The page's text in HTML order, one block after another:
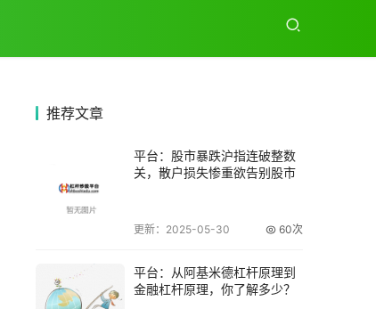
推荐文章
平台：股市暴跌沪指连破整数
关，散户损失惨重欲告别股市
更新：2025-05-30 60次
平台：从阿基米德杠杆原理到
金融杠杆原理，你了解多少？